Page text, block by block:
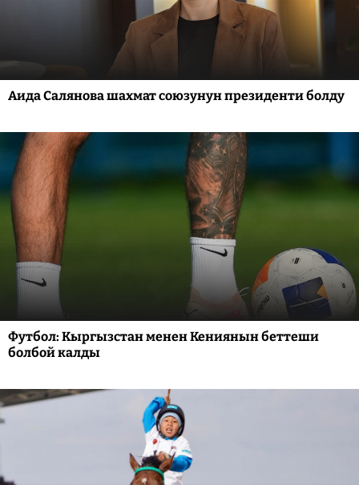
Аида Салянова шахмат союзунун президенти болду
Футбол: Кыргызстан менен Кениянын беттеши
болбой калды